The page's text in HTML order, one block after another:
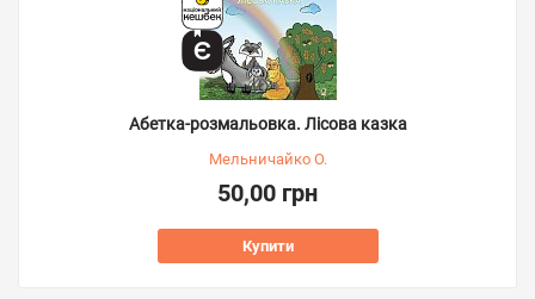
Абетка-розмальовка. Лісова казка
Мельничайко О.
50,00 грн
Купити